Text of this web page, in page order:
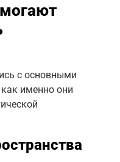
с основными
именно они